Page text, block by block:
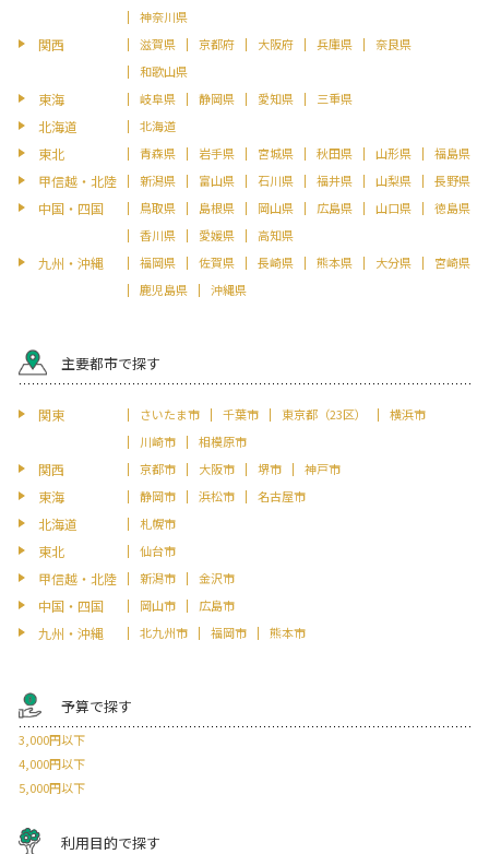
神奈川県
関西 滋賀県 京都府 大阪府 兵庫県
奈良県
和歌山県
東海 岐阜県 静岡県 愛知県 三重県
北海道 北海道
東北 青森県 岩手県 宮城県 秋田県 山形県 福島県
甲信越・北陸 新潟県 富山県 石川県 福井県 山梨県 長野県
中国・四国 鳥取県 島根県 岡山県 広島県 山口県
徳島県
香川県
愛媛県 高知県
九州・沖縄 福岡県 佐賀県 長崎県 熊本県 大分県
宮崎県
鹿児島県
沖縄県
主要都市で探す
関東 さいたま市 千葉市 東京都（23区）
横浜市
川崎市
相模原市
関西 京都市 大阪市 堺市 神戸市
東海 静岡市 浜松市 名古屋市
北海道 札幌市
東北 仙台市
甲信越・北陸 新潟市 金沢市
中国・四国 岡山市 広島市
九州・沖縄 北九州市 福岡市 熊本市
予算で探す
3,000円以下
4,000円以下
5,000円以下
利用目的で探す